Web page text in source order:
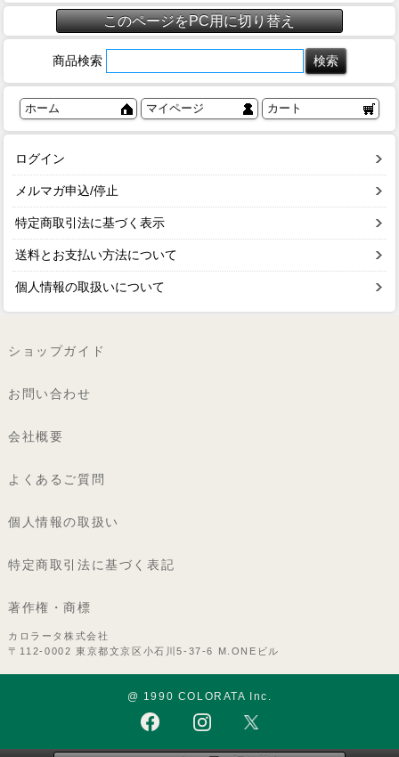
このページをPC用に切り替え
商品検索
ホーム マイページ カート
ログイン
メルマガ申込/停止
特定商取引法に基づく表示
送料とお支払い方法について
個人情報の取扱いについて
ショップガイド
お問い合わせ
会社概要
よくあるご質問
個人情報の取扱い
特定商取引法に基づく表記
著作権・商標
カロラータ株式会社
〒112-0002 東京都文京区小石川5-37-6 M.ONEビル
@ 1990 COLORATA Inc.